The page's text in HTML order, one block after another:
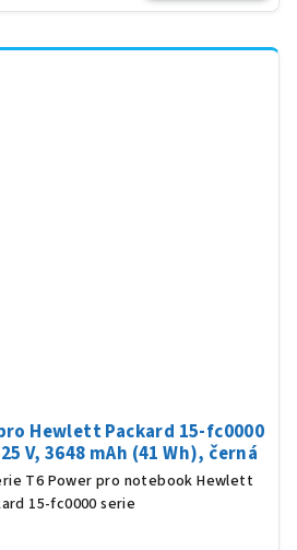
Hewlett Packard 15-fc0000
V, 3648 mAh (41 Wh), černá
T6 Power pro notebook Hewlett
15-fc0000 serie